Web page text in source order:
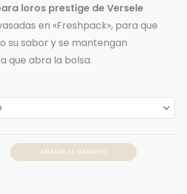
loros prestige de Versele
en «Freshpack», para que
su sabor y se mantengan
que abra la bolsa.
AÑADIR AL CARRITO